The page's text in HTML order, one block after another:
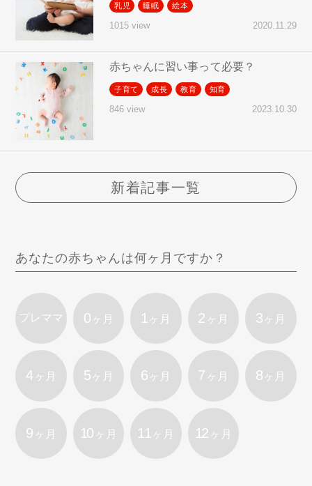
乳児 睡眠 絵本
1015 view 2020.11.29
赤ちゃんに習い事って必要？
子育て 成長 教育 知育
846 view 2023.10.30
新着記事一覧
あなたの赤ちゃんは何ヶ月ですか？
プレママ 0 ヶ月 1 ヶ月 2 ヶ月 3 ヶ月
4 ヶ月 5 ヶ月 6 ヶ月 7 ヶ月 8 ヶ月
9 ヶ月 10 ヶ月 11 ヶ月 12 ヶ月